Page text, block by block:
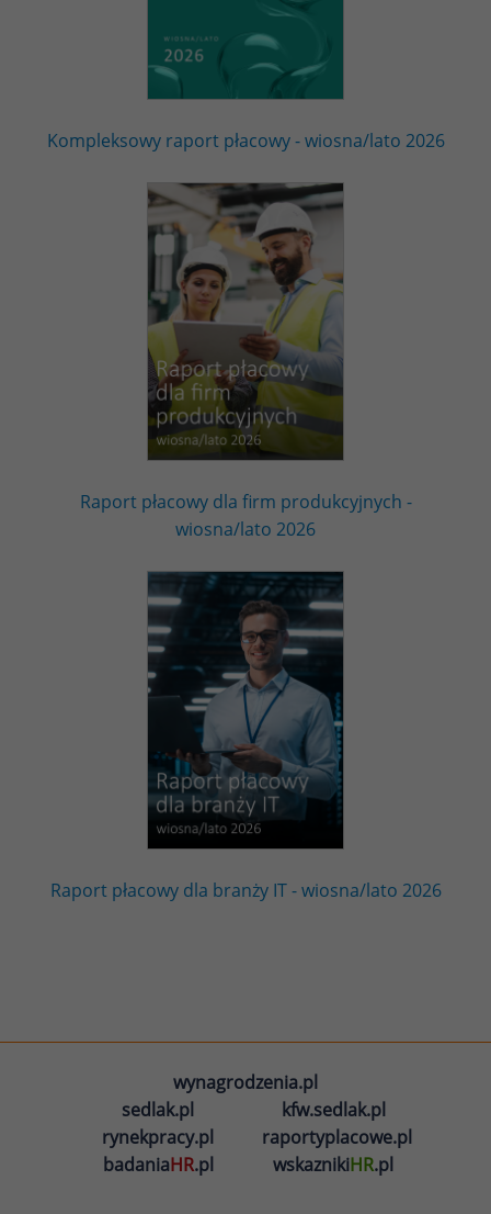
Kompleksowy raport płacowy - wiosna/lato 2026
Raport płacowy dla firm produkcyjnych -
wiosna/lato 2026
Raport płacowy dla branży IT - wiosna/lato 2026
wynagrodzenia.pl
sedlak.pl
kfw.sedlak.pl
rynekpracy.pl
raportyplacowe.pl
badaniaHR.pl wskaznikiHR.pl